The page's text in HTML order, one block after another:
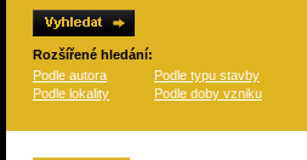
Rozšířené hledání:
Podle autora
Podle typu stavby
Podle lokality
Podle doby vzniku